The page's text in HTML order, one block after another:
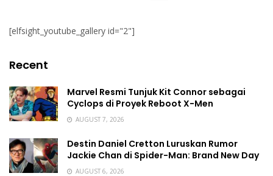
[elfsight_youtube_gallery id="2"]
Recent
Marvel Resmi Tunjuk Kit Connor sebagai
Cyclops di Proyek Reboot X-Men
AUGUST 7, 2026
Destin Daniel Cretton Luruskan Rumor
Jackie Chan di Spider-Man: Brand New Day
AUGUST 6, 2026